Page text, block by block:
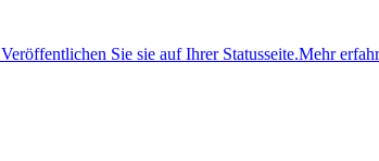
Veröffentlichen Sie sie auf Ihrer Statusseite.Mehr